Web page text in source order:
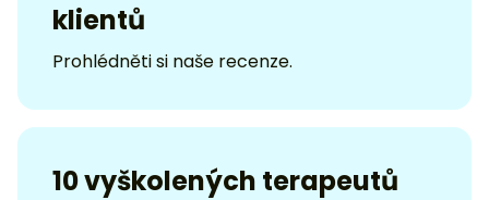
klientů
Prohlédněti si naše recenze.
10 vyškolených terapeutů